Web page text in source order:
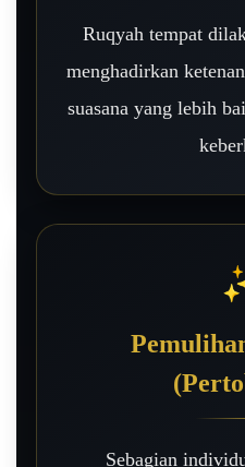
Ruqyah tempat
menghadirkan
suasana yang lebih
Sebagian